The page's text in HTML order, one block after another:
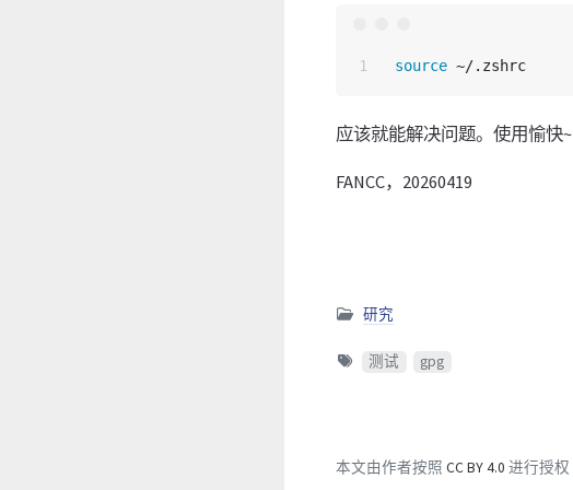
source
应该就能解决问题。使用愉快~
FANCC，20260419
研究
测试 gpg
本文由作者按照 CC BY 4.0 进行授权